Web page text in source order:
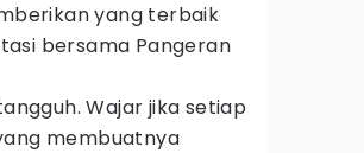
yang terbaik
bersama Pangeran
Wajar jika setiap
membuatnya